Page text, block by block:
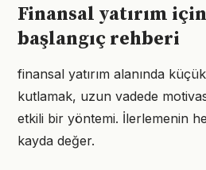
Finansal yatırım
başlangıç rehberi
finansal yatırım alanında
kutlamak, uzun vadede
etkili bir yöntemi. İlerlemenin
kayda değer.